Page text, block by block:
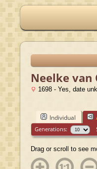
Neelke van
1698 - Yes, date
Individual
Generations:
Drag or scroll to see